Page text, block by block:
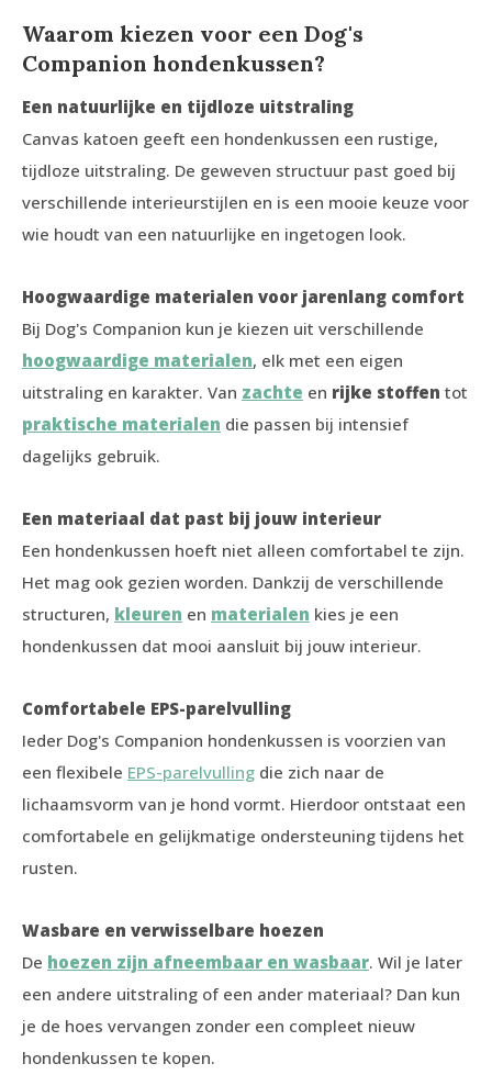
Waarom kiezen voor een Dog's
Companion hondenkussen?
Een natuurlijke en tijdloze uitstraling
Canvas katoen geeft een hondenkussen een rustige,
tijdloze uitstraling. De geweven structuur past goed bij
verschillende interieurstijlen en is een mooie keuze voor
wie houdt van een natuurlijke en ingetogen look.
Hoogwaardige materialen voor jarenlang comfort
Bij Dog's Companion kun je kiezen uit verschillende
hoogwaardige materialen, elk met een eigen
uitstraling en karakter. Van zachte en rijke stoffen tot
praktische materialen die passen bij intensief
dagelijks gebruik.
Een materiaal dat past bij jouw interieur
Een hondenkussen hoeft niet alleen comfortabel te zijn.
Het mag ook gezien worden. Dankzij de verschillende
structuren, kleuren en materialen kies je een
hondenkussen dat mooi aansluit bij jouw interieur.
Comfortabele EPS-parelvulling
Ieder Dog's Companion hondenkussen is voorzien van
een flexibele EPS-parelvulling die zich naar de
lichaamsvorm van je hond vormt. Hierdoor ontstaat een
comfortabele en gelijkmatige ondersteuning tijdens het
rusten.
Wasbare en verwisselbare hoezen
De hoezen zijn afneembaar en wasbaar. Wil je later
een andere uitstraling of een ander materiaal? Dan kun
je de hoes vervangen zonder een compleet nieuw
hondenkussen te kopen.